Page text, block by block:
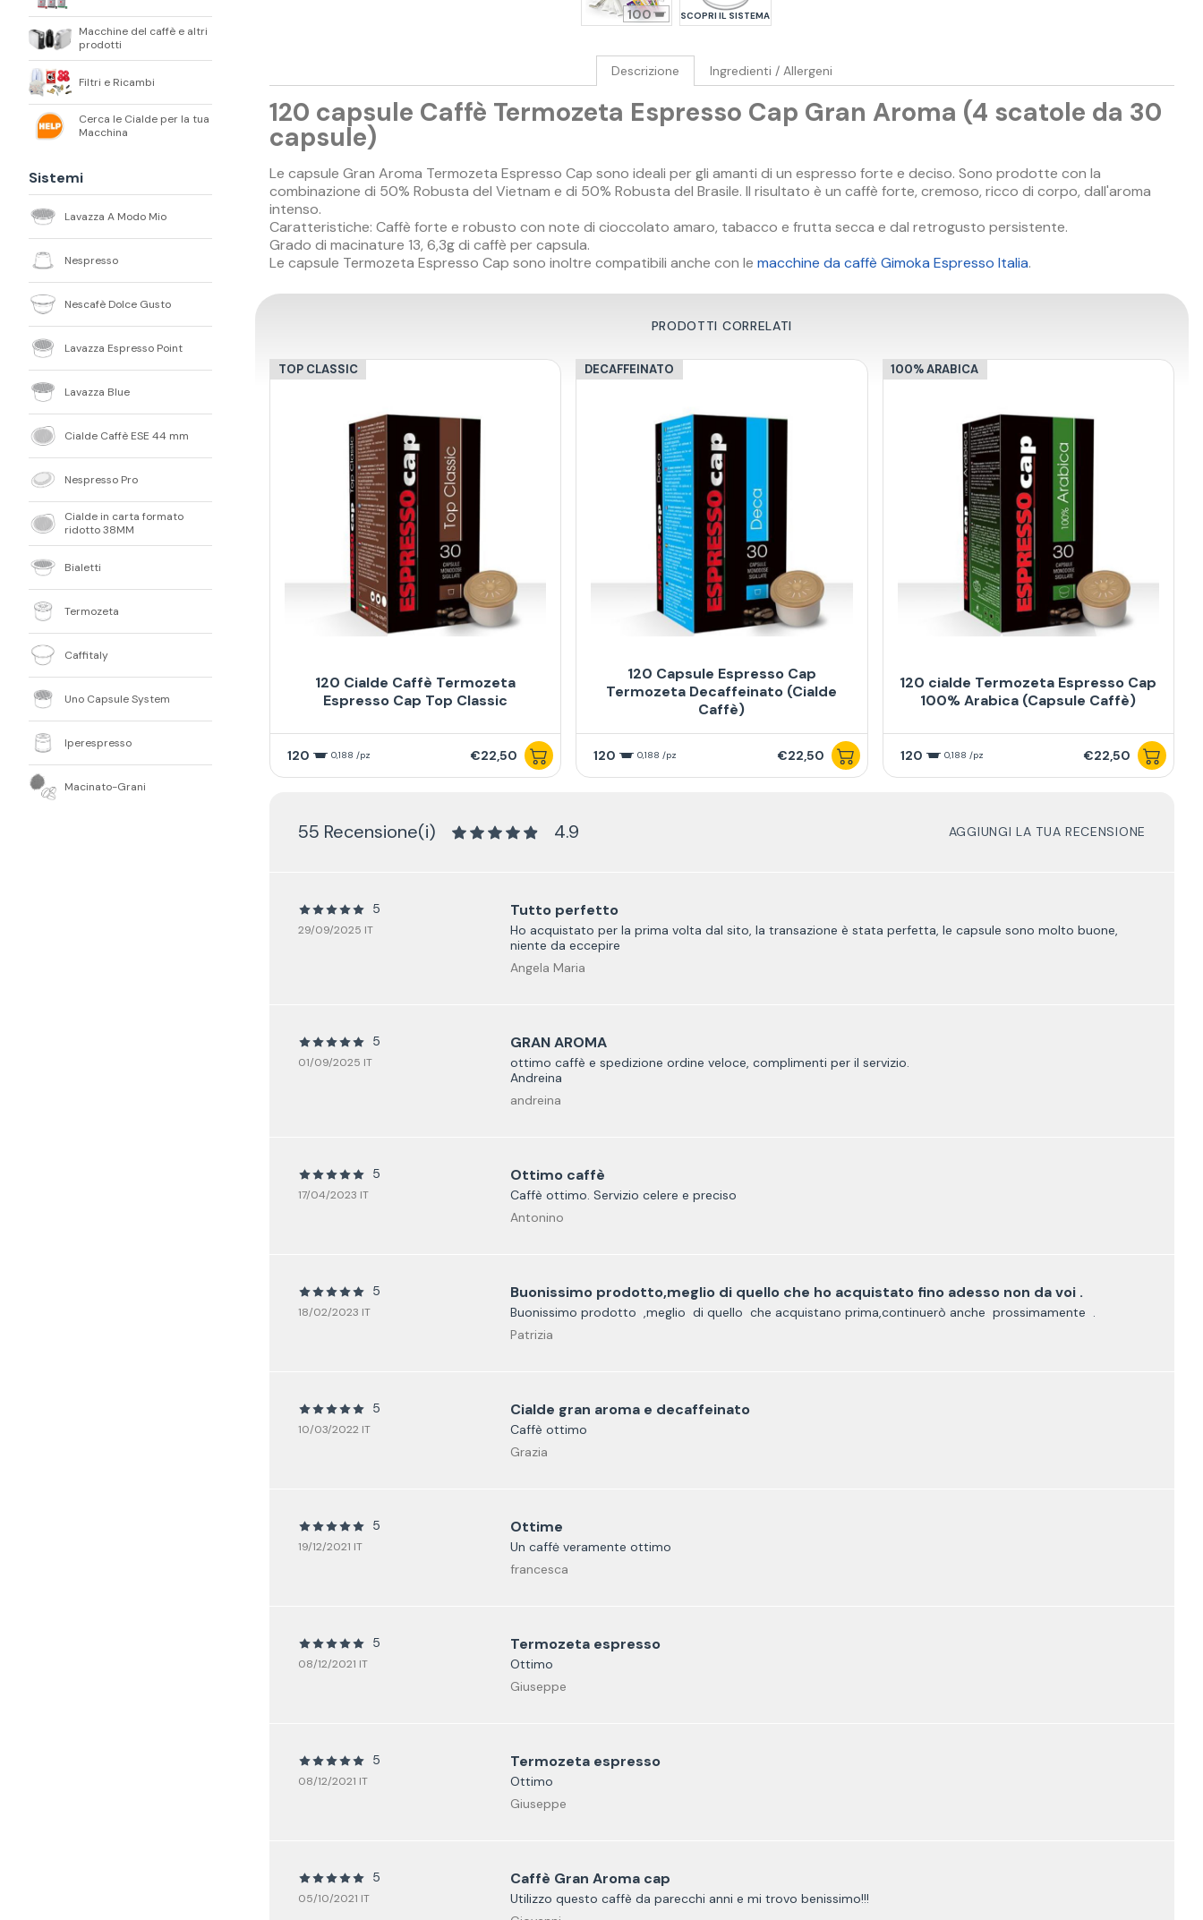
Macchine del caffè e altri
prodotti
Filtri e Ricambi
Cerca le Cialde per la tua
Macchina
Sistemi
Lavazza A Modo Mio
Nespresso
Nescafè Dolce Gusto
Lavazza Espresso Point
Lavazza Blue
Cialde Caffè ESE 44 mm
Nespresso Pro
Cialde in carta formato
ridotto 38MM
Bialetti
Termozeta
Caffitaly
Uno Capsule System
Iperespresso
Macinato-Grani
100 SCOPRI IL SISTEMA
Descrizione Ingredienti / Allergeni
120 capsule Caffè Termozeta Espresso Cap Gran Aroma (4 scatole da 30
capsule)
Le capsule Gran Aroma Termozeta Espresso Cap sono ideali per gli amanti di un espresso forte e deciso. Sono prodotte con la
combinazione di 50% Robusta del Vietnam e di 50% Robusta del Brasile. Il risultato è un caffè forte, cremoso, ricco di corpo, dall'aroma
intenso.
Caratteristiche: Caffè forte e robusto con note di cioccolato amaro, tabacco e frutta secca e dal retrogusto persistente.
Grado di macinature 13, 6,3g di caffè per capsula.
Le capsule Termozeta Espresso Cap sono inoltre compatibili anche con le macchine da caffè Gimoka Espresso Italia.
PRODOTTI CORRELATI
TOP CLASSIC
120 Cialde Caffè Termozeta
Espresso Cap Top Classic
120 0,188 /pz €22,50
DECAFFEINATO
120 Capsule Espresso Cap
Termozeta Decaffeinato (Cialde
Caffè)
120 0,188 /pz €22,50
100% ARABICA
120 cialde Termozeta Espresso Cap
100% Arabica (Capsule Caffè)
120 0,188 /pz €22,50
55 Recensione(i) 4.9 AGGIUNGI LA TUA RECENSIONE
5
29/09/2025 IT
Tutto perfetto
Ho acquistato per la prima volta dal sito, la transazione è stata perfetta, le capsule sono molto buone,
niente da eccepire
Angela Maria
5
01/09/2025 IT
GRAN AROMA
ottimo caffè e spedizione ordine veloce, complimenti per il servizio.
Andreina
andreina
5
17/04/2023 IT
Ottimo caffè
Caffè ottimo. Servizio celere e preciso
Antonino
5
18/02/2023 IT
Buonissimo prodotto,meglio di quello che ho acquistato fino adesso non da voi .
Buonissimo prodotto ,meglio di quello che acquistano prima,continuerò anche prossimamente .
Patrizia
5
10/03/2022 IT
Cialde gran aroma e decaffeinato
Caffè ottimo
Grazia
5
19/12/2021 IT
Ottime
Un caffė veramente ottimo
francesca
5
08/12/2021 IT
Termozeta espresso
Ottimo
Giuseppe
5
08/12/2021 IT
Termozeta espresso
Ottimo
Giuseppe
5
05/10/2021 IT
Caffè Gran Aroma cap
Utilizzo questo caffè da parecchi anni e mi trovo benissimo!!!